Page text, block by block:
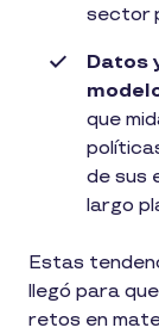
sector
Datos
que
de sus
largo
Estas
llegó para
retos en